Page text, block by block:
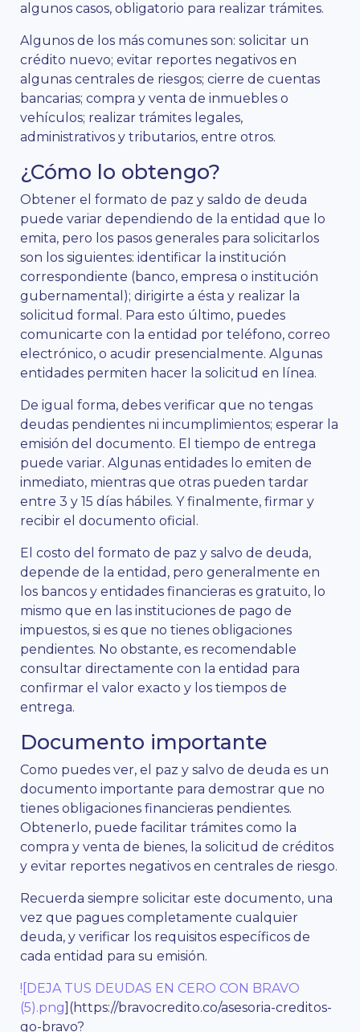
algunos casos, obligatorio para realizar trámites.
Algunos de los más comunes son: solicitar un
crédito nuevo; evitar reportes negativos en
algunas centrales de riesgos; cierre de cuentas
bancarias; compra y venta de inmuebles o
vehículos; realizar trámites legales,
administrativos y tributarios, entre otros.
¿Cómo lo obtengo?
Obtener el formato de paz y saldo de deuda
puede variar dependiendo de la entidad que lo
emita, pero los pasos generales para solicitarlos
son los siguientes: identificar la institución
correspondiente (banco, empresa o institución
gubernamental); dirigirte a ésta y realizar la
solicitud formal. Para esto último, puedes
comunicarte con la entidad por teléfono, correo
electrónico, o acudir presencialmente. Algunas
entidades permiten hacer la solicitud en línea.
De igual forma, debes verificar que no tengas
deudas pendientes ni incumplimientos; esperar la
emisión del documento. El tiempo de entrega
puede variar. Algunas entidades lo emiten de
inmediato, mientras que otras pueden tardar
entre 3 y 15 días hábiles. Y finalmente, firmar y
recibir el documento oficial.
El costo del formato de paz y salvo de deuda,
depende de la entidad, pero generalmente en
los bancos y entidades financieras es gratuito, lo
mismo que en las instituciones de pago de
impuestos, si es que no tienes obligaciones
pendientes. No obstante, es recomendable
consultar directamente con la entidad para
confirmar el valor exacto y los tiempos de
entrega.
Documento importante
Como puedes ver, el paz y salvo de deuda es un
documento importante para demostrar que no
tienes obligaciones financieras pendientes.
Obtenerlo, puede facilitar trámites como la
compra y venta de bienes, la solicitud de créditos
y evitar reportes negativos en centrales de riesgo.
Recuerda siempre solicitar este documento, una
vez que pagues completamente cualquier
deuda, y verificar los requisitos específicos de
cada entidad para su emisión.
![DEJA TUS DEUDAS EN CERO CON BRAVO
(5).png](https://bravocredito.co/asesoria-creditos-
go-bravo?